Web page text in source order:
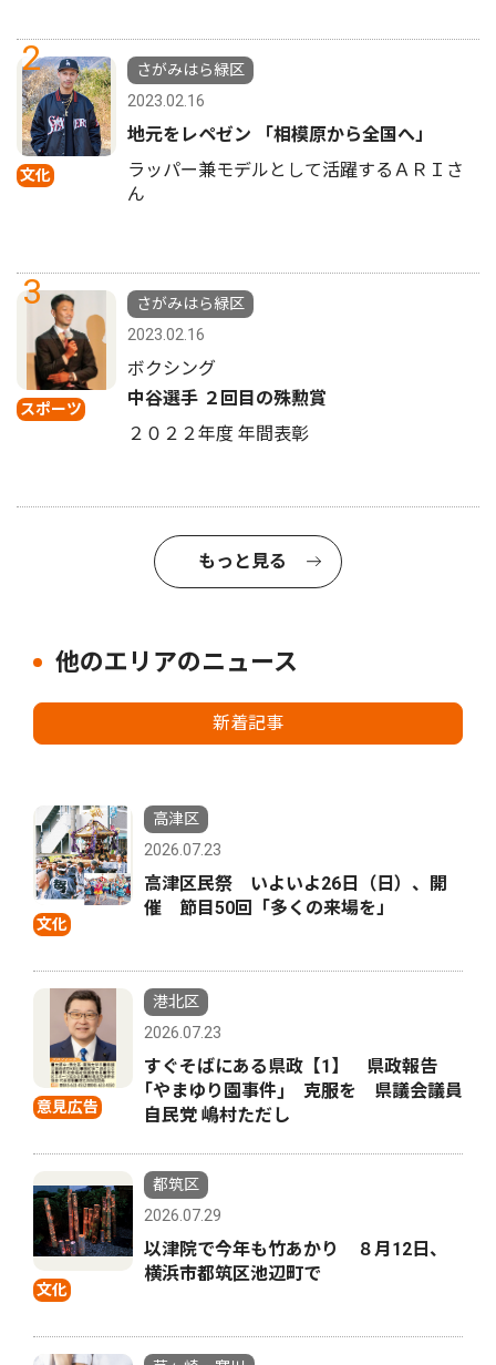
2
文化
さがみはら緑区
2023.02.16
地元をレペゼン 「相模原から全国へ」
ラッパー兼モデルとして活躍するＡＲＩさ
ん
3
スポーツ
さがみはら緑区
2023.02.16
ボクシング
中谷選手 ２回目の殊勲賞
２０２２年度 年間表彰
もっと見る
他のエリアのニュース
新着記事
文化
高津区
2026.07.23
高津区民祭 いよいよ26日（日）、開
催 節目50回「多くの来場を」
意見広告
港北区
2026.07.23
すぐそばにある県政【1】 県政報告
｢やまゆり園事件｣ 克服を 県議会議員
自民党 嶋村ただし
文化
都筑区
2026.07.29
以津院で今年も竹あかり ８月12日、
横浜市都筑区池辺町で